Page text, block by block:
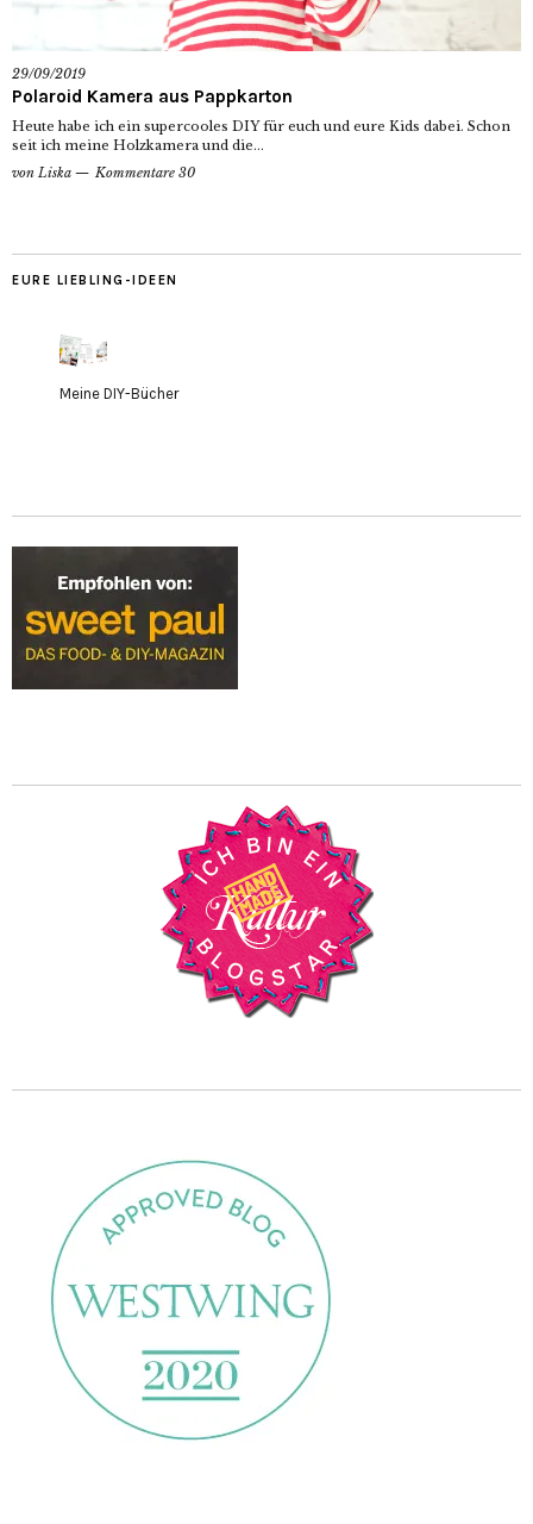
29/09/2019
Polaroid Kamera aus Pappkarton
Heute habe ich ein supercooles DIY für euch und eure Kids dabei. Schon
seit ich meine Holzkamera und die...
von Liska Kommentare 30
EURE LIEBLING-IDEEN
Meine DIY-Bücher